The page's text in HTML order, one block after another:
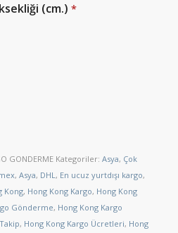
(cm.)*
GONDERME Kategoriler: Asya, Çok
, Asya, DHL , En ucuz yurtdışı kargo,
Kong, Hong Kong Kargo, Hong Kong
Gönderme, Hong Kong Kargo
, Hong Kong Kargo Ücretleri, Hong